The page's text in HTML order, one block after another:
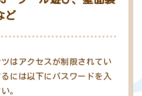
ど
はアクセスが制限されてい
には以下にパスワードを入
。